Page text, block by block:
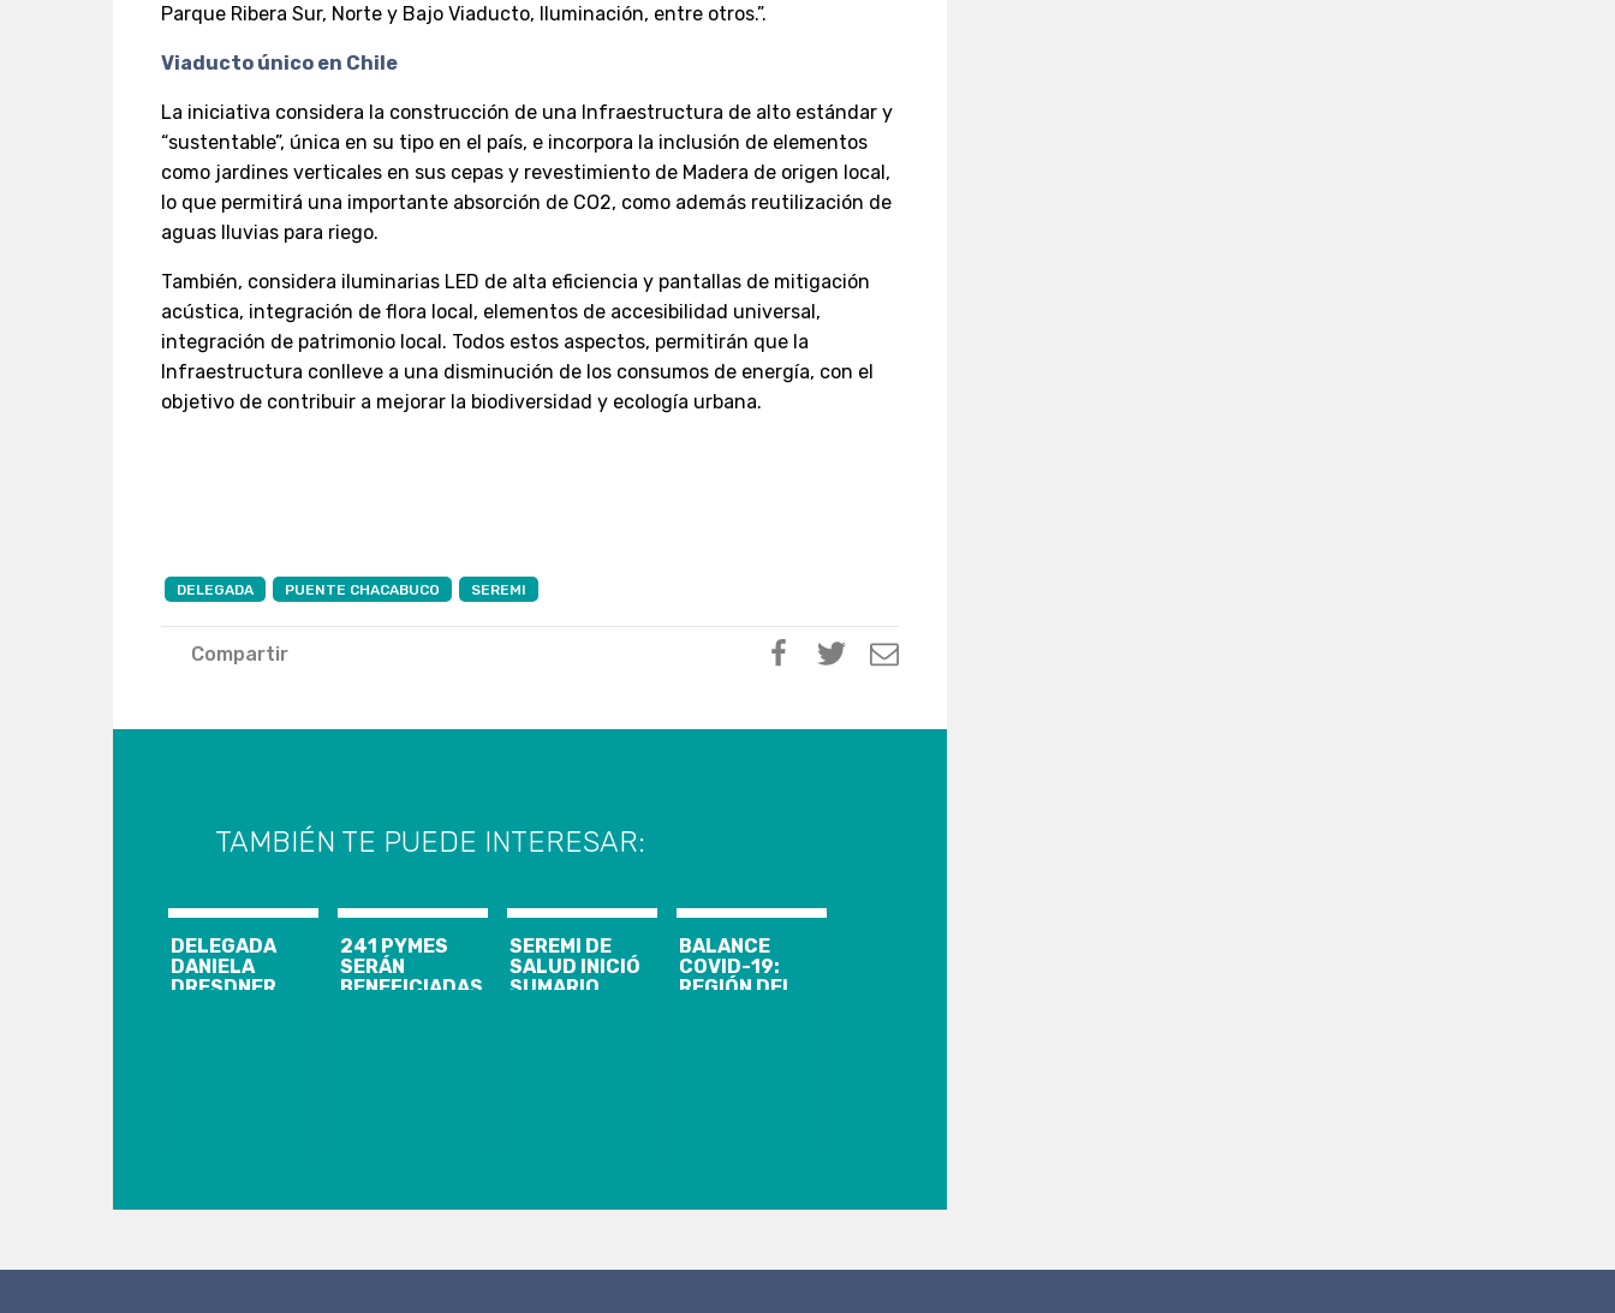
Parque Ribera Sur, Norte y Bajo Viaducto, Iluminación, entre otros.”.
Viaducto único en Chile
La iniciativa considera la construcción de una Infraestructura de alto estándar y
“sustentable”, única en su tipo en el país, e incorpora la inclusión de elementos
como jardines verticales en sus cepas y revestimiento de Madera de origen local,
lo que permitirá una importante absorción de CO2, como además reutilización de
aguas lluvias para riego.
También, considera iluminarias LED de alta eficiencia y pantallas de mitigación
acústica, integración de flora local, elementos de accesibilidad universal,
integración de patrimonio local. Todos estos aspectos, permitirán que la
Infraestructura conlleve a una disminución de los consumos de energía, con el
objetivo de contribuir a mejorar la biodiversidad y ecología urbana.
DELEGADA PUENTE CHACABUCO SEREMI
Compartir
TAMBIÉN TE PUEDE INTERESAR:
DELEGADA
DANIELA
DRESDNER
241 PYMES
SERÁN
BENEFICIADAS
SEREMI DE
SALUD INICIÓ
SUMARIO
BALANCE
COVID-19:
REGIÓN DEL